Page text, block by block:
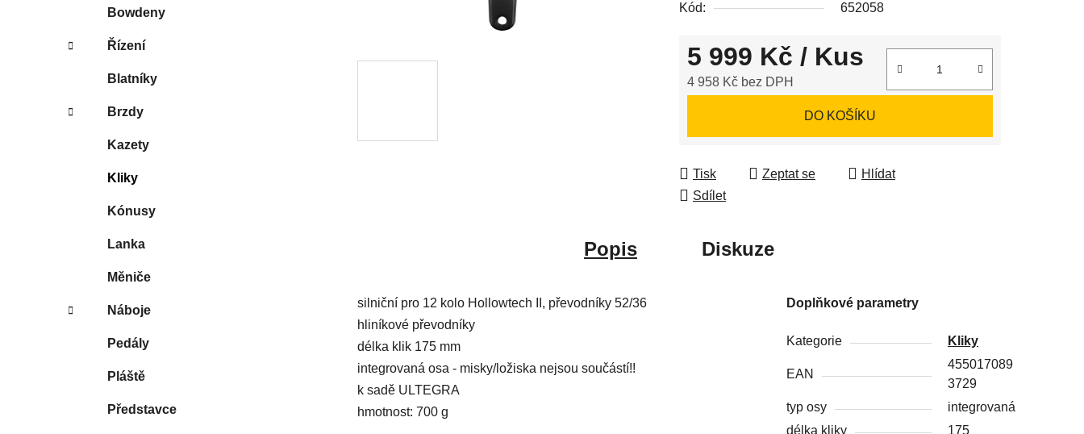
n
Bowdeny
Řízení
Blatníky
Brzdy
Kazety
Kliky
Kónusy
Lanka
Měniče
Náboje
Pedály
Pláště
Představce
z
hvězdiček.
Kód:
652058
5 999 Kč / Kus
4 958 Kč bez DPH
DO KOŠÍKU
Tisk Zeptat se
Hlídat
Sdílet
Popis Diskuze
silniční pro 12 kolo Hollowtech II, převodníky 52/36
hliníkové převodníky
délka klik 175 mm
integrovaná osa - misky/ložiska nejsou součástí!!
k sadě ULTEGRA
hmotnost: 700 g
Doplňkové parametry
Kategorie Kliky
EAN
455017089
3729
typ osy
integrovaná
délka kliky
175